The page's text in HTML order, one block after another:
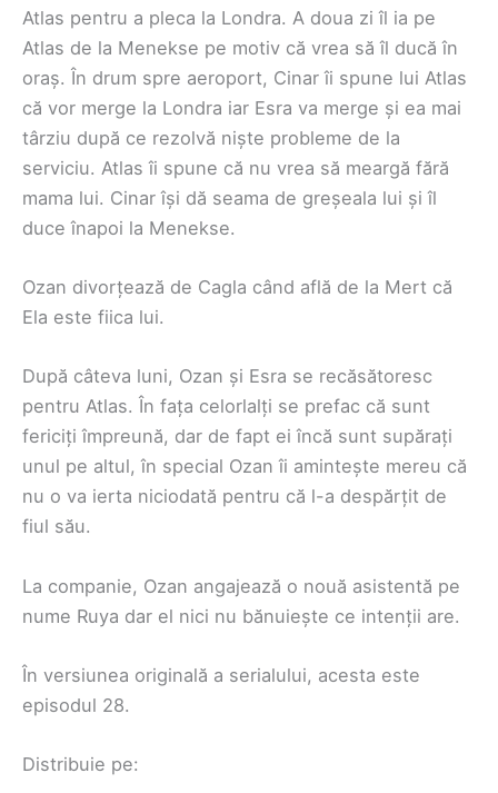
Atlas pentru a pleca la Londra. A doua zi îl ia pe
Atlas de la Menekse pe motiv că vrea să îl ducă în
oraș. În drum spre aeroport, Cinar îi spune lui Atlas
că vor merge la Londra iar Esra va merge și ea mai
târziu după ce rezolvă niște probleme de la
serviciu. Atlas îi spune că nu vrea să meargă fără
mama lui. Cinar își dă seama de greșeala lui și îl
duce înapoi la Menekse.
Ozan divorțează de Cagla când află de la Mert că
Ela este fiica lui.
După câteva luni, Ozan și Esra se recăsătoresc
pentru Atlas. În fața celorlalți se prefac că sunt
fericiți împreună, dar de fapt ei încă sunt supărați
unul pe altul, în special Ozan îi amintește mereu că
nu o va ierta niciodată pentru că l-a despărțit de
fiul său.
La companie, Ozan angajează o nouă asistentă pe
nume Ruya dar el nici nu bănuiește ce intenții are.
În versiunea originală a serialului, acesta este
episodul 28.
Distribuie pe: